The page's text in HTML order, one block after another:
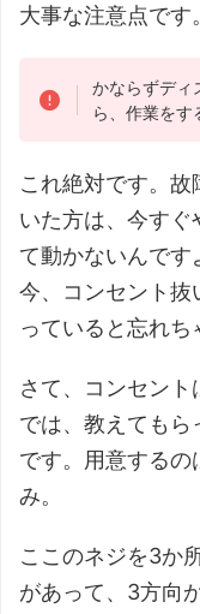
大事な注意点です。
かならずディ
ら、作業をす
これ絶対です。
いた方は、今す
て動かないんです
今、コンセント抜
っていると忘れち
さて、コンセント
では、教えても
です。用意する
み。
ここのネジを3か
があって、3方向